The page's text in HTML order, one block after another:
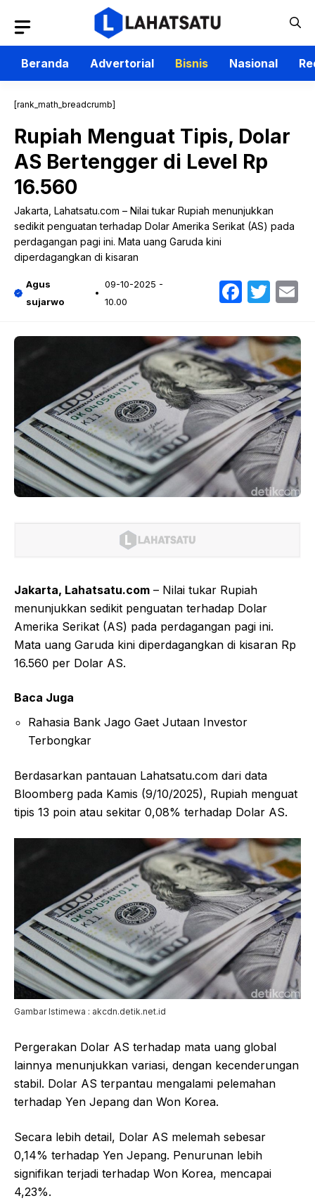
isi
Beranda
Advertorial Bisnis Nasional
[rank_math_breadcrumb]
Rupiah Menguat Tipis, Dolar
AS Bertengger di Level Rp
16.560
Jakarta, Lahatsatu.com – Nilai tukar Rupiah menunjukkan
sedikit penguatan terhadap Dolar Amerika Serikat (AS) pada
perdagangan pagi ini. Mata uang Garuda kini
diperdagangkan di kisaran
Agus
sujarwo
09-10-2025 -
10.00
Jakarta, Lahatsatu.com – Nilai tukar Rupiah
menunjukkan sedikit penguatan terhadap Dolar
Amerika Serikat (AS) pada perdagangan pagi ini.
Mata uang Garuda kini diperdagangkan di kisaran Rp
16.560 per Dolar AS.
Baca Juga
Rahasia Bank Jago Gaet Jutaan Investor
Terbongkar
Berdasarkan pantauan Lahatsatu.com dari data
Bloomberg pada Kamis (9/10/2025), Rupiah menguat
tipis 13 poin atau sekitar 0,08% terhadap Dolar AS.
Gambar Istimewa : akcdn.detik.net.id
Pergerakan Dolar AS terhadap mata uang global
lainnya menunjukkan variasi, dengan kecenderungan
stabil. Dolar AS terpantau mengalami pelemahan
terhadap Yen Jepang dan Won Korea.
Secara lebih detail, Dolar AS melemah sebesar
0,14% terhadap Yen Jepang. Penurunan lebih
signifikan terjadi terhadap Won Korea, mencapai
4,23%.